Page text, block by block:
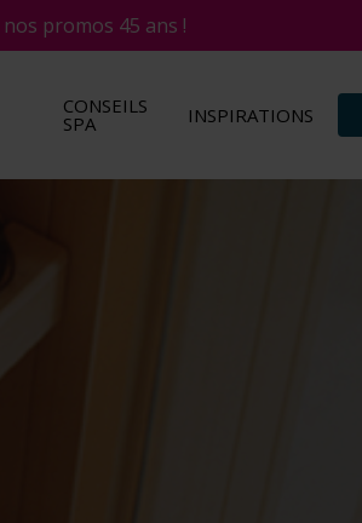
promos 45 ans !
CONSEILS
SPA INSPIRATIONS